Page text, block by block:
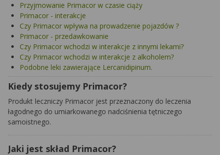
Przyjmowanie Primacor w czasie ciąży
Primacor - interakcje
Czy Primacor wpływa na prowadzenie pojazdów ?
Primacor - przedawkowanie
Czy Primacor wchodzi w interakcje z innymi lekami?
Czy Primacor wchodzi w interakcje z alkoholem?
Podobne leki zawierające Lercanidipinum.
Kiedy stosujemy Primacor?
Produkt leczniczy Primacor jest przeznaczony do leczenia
łagodnego do umiarkowanego nadciśnienia tętniczego
samoistnego.
Jaki jest skład Primacor?